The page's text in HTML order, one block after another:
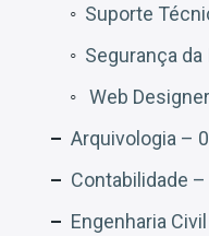
Suporte
Segurança
Web
Arquivologia –
Contabilidade –
Engenharia